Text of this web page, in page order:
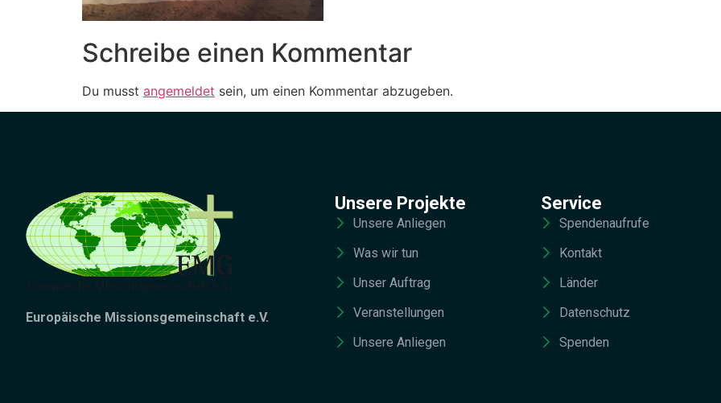
Schreibe einen Kommentar
Du musst angemeldet sein, um einen Kommentar abzugeben.
Europäische Missionsgemeinschaft e.V.
Unsere Projekte
Unsere Anliegen
Was wir tun
Unser Auftrag
Veranstellungen
Unsere Anliegen
Service
Spendenaufrufe
Kontakt
Länder
Datenschutz
Spenden